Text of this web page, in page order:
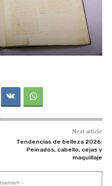
Next article
Tendencias de belleza 2026:
Peinados, cabello, cejas y
maquillaje
-